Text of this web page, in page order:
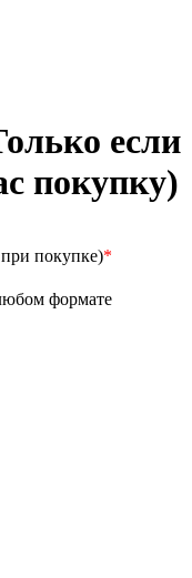
если
покупку)
покупке)*
формате